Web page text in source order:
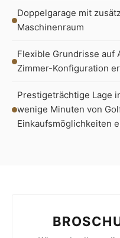
Doppelgarage mit
Maschinenraum
Flexible Grundrisse auf
Zimmer-Konfiguration
Prestigeträchtige Lage
wenige Minuten von
Einkaufsmöglichkeiten